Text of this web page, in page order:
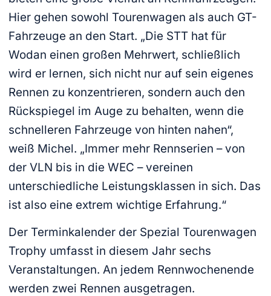
Hier gehen sowohl Tourenwagen als auch GT-
Fahrzeuge an den Start. „Die STT hat für
Wodan einen großen Mehrwert, schließlich
wird er lernen, sich nicht nur auf sein eigenes
Rennen zu konzentrieren, sondern auch den
Rückspiegel im Auge zu behalten, wenn die
schnelleren Fahrzeuge von hinten nahen“,
weiß Michel. „Immer mehr Rennserien – von
der VLN bis in die WEC – vereinen
unterschiedliche Leistungsklassen in sich. Das
ist also eine extrem wichtige Erfahrung.“
Der Terminkalender der Spezial Tourenwagen
Trophy umfasst in diesem Jahr sechs
Veranstaltungen. An jedem Rennwochenende
werden zwei Rennen ausgetragen.